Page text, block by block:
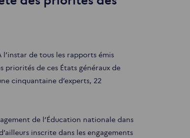
de tous les rapports émis
priorités de ces États généraux de
cinquantaine d’experts, 22
de l’Éducation nationale dans
inscrite dans les engagements